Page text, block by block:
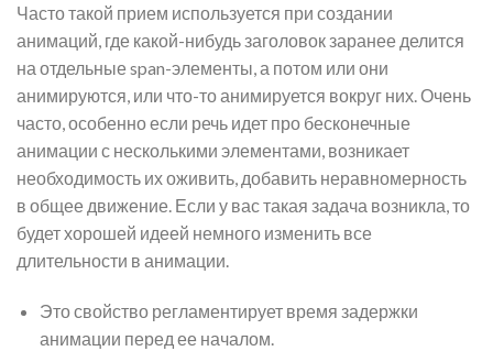
Часто такой прием используется при создании
анимаций, где какой-нибудь заголовок заранее делится
на отдельные span-элементы, а потом или они
анимируются, или что-то анимируется вокруг них. Очень
часто, особенно если речь идет про бесконечные
анимации с несколькими элементами, возникает
необходимость их оживить, добавить неравномерность
в общее движение. Если у вас такая задача возникла, то
будет хорошей идеей немного изменить все
длительности в анимации.
Это свойство регламентирует время задержки
анимации перед ее началом.